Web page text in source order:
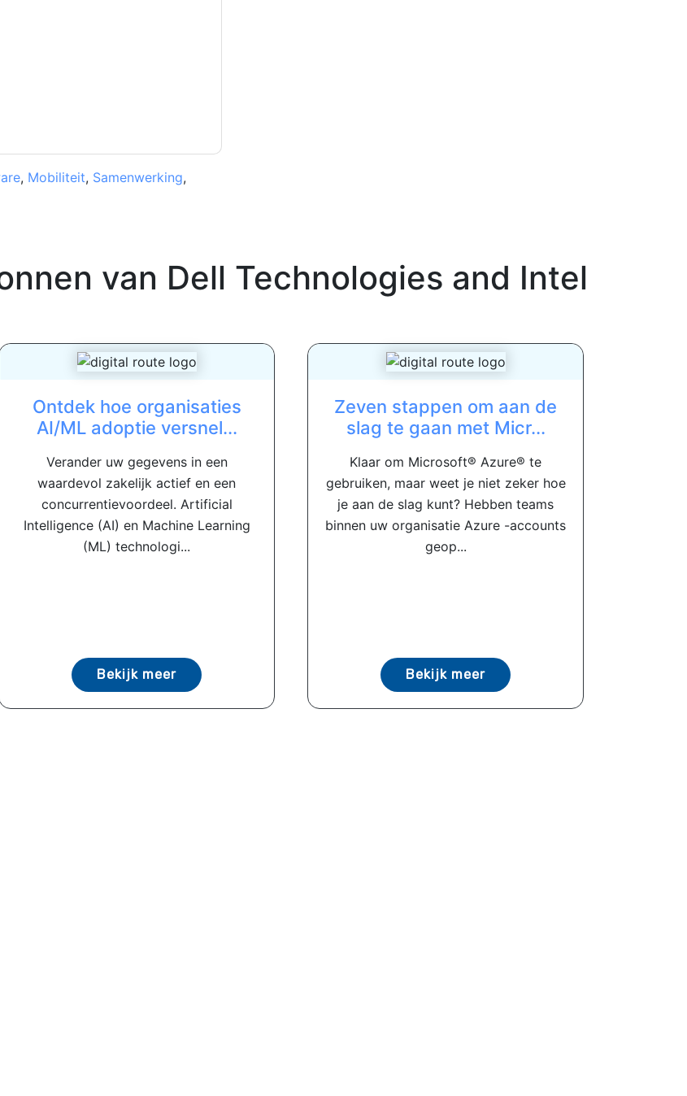
, Mobiliteit, Samenwerking,
van Dell Technologies and Intel
Ontdek hoe organisaties
AI/ML adoptie versnel...
Verander uw gegevens in een
waardevol zakelijk actief en een
concurrentievoordeel. Artificial
Intelligence (AI) en Machine Learning
(ML) technologi...
Bekijk meer
Zeven stappen om aan de
slag te gaan met Micr...
Klaar om Microsoft® Azure® te
gebruiken, maar weet je niet zeker hoe
je aan de slag kunt? Hebben teams
binnen uw organisatie Azure -accounts
geop...
Bekijk meer